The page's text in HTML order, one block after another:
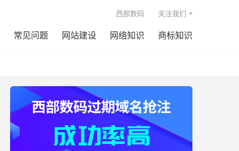
常见问题 网站建设 网络知识 商标知识
西部数码 关注我们